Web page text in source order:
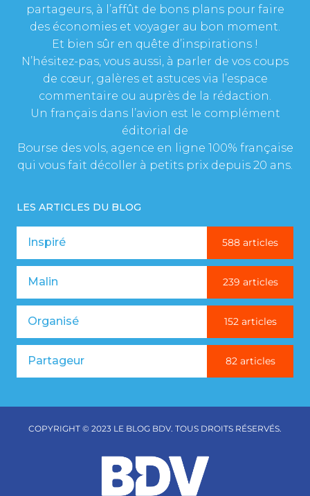
partageurs, à l’affût de bons plans pour faire
des économies et voyager au bon moment.
Et bien sûr en quête d’inspirations !
N’hésitez-pas, vous aussi, à parler de vos coups
de cœur, galères et astuces via l’espace
commentaire ou auprès de la rédaction.
Un français dans l’avion est le complément
éditorial de
Bourse des vols, agence en ligne 100% française
qui vous fait décoller à petits prix depuis 20 ans.
LES ARTICLES DU BLOG
Inspiré 588 articles
Malin 239 articles
Organisé 152 articles
Partageur 82 articles
COPYRIGHT © 2023 LE BLOG BDV. TOUS DROITS RÉSERVÉS.